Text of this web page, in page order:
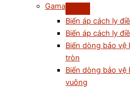
Gama
Biến áp cách ly
Biến áp cách ly
Biến dòng bảo vệ
tròn
Biến dòng bảo vệ
vuông